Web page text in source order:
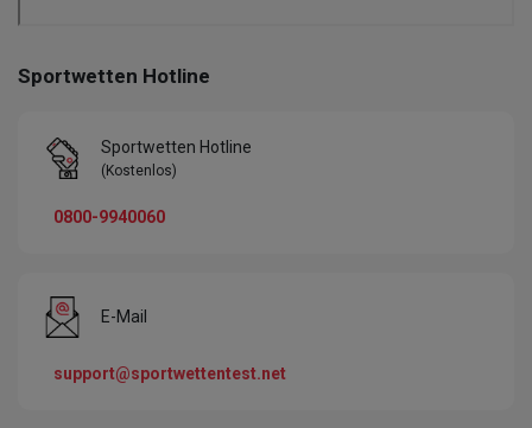
Sportwetten Hotline
Sportwetten Hotline
(Kostenlos)
0800-9940060
E-Mail
support@sportwettentest.net